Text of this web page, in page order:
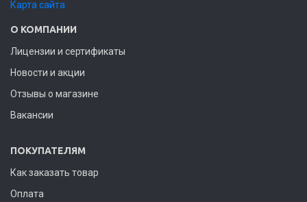
Карта сайта
О КОМПАНИИ
Лицензии и сертификаты
Новости и акции
Отзывы о магазине
Вакансии
ПОКУПАТЕЛЯМ
Как заказать товар
Оплата